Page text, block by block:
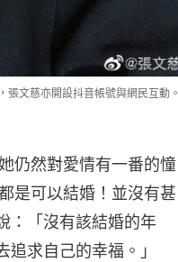
文慈亦開設抖音帳號與網民互動。
仍然對愛情有一番的憧
是可以結婚！並沒有甚
：「沒有該結婚的年
求自己的幸福。」